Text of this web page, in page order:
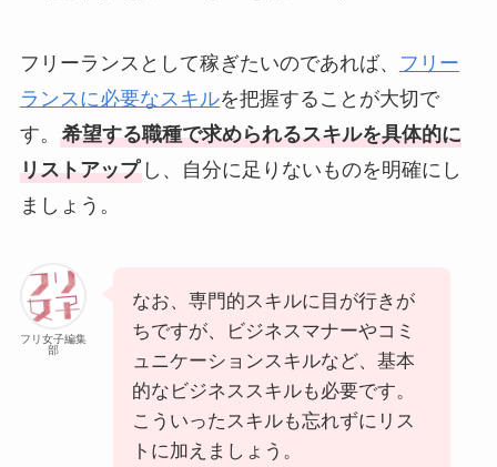
フリーランスとして稼ぎたいのであれば、
フリー
ランスに必要なスキルを把握することが大切で
す。 希望する職種で求められるスキルを具体的に
リストアップし、自分に足りないものを明確にし
ましょう。
フリ女子編集
部
なお、専門的スキルに目が行きが
ちですが、ビジネスマナーやコミ
ュニケーションスキルなど、基本
的なビジネススキルも必要です。
こういったスキルも忘れずにリス
トに加えましょう。